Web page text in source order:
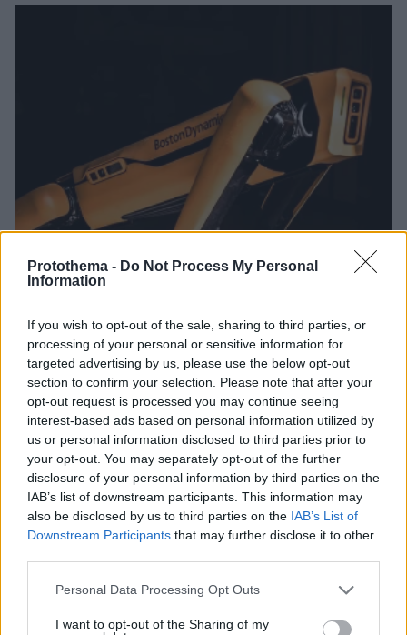
Protothema - Do Not Process My Personal
Information
If you wish to opt-out of the sale, sharing to third parties, or
processing of your personal or sensitive information for
targeted advertising by us, please use the below opt-out
section to confirm your selection. Please note that after your
opt-out request is processed you may continue seeing
interest-based ads based on personal information utilized by
us or personal information disclosed to third parties prior to
your opt-out. You may separately opt-out of the further
disclosure of your personal information by third parties on the
IAB’s list of downstream participants. This information may
also be disclosed by us to third parties on the IAB’s List of
Downstream Participants that may further disclose it to other
Please note that this website/app uses one or more Google
not limited to your visit or usage behaviour. You may click to
Personal Data Processing Opt Outs
I want to opt-out of the Sharing of my
Το μέλλον της τεχνολογίας
27.07.2026, 06:00
Η Smart φοιτητική κατοικία στην καρδιά της Αθήνας
03.08.2026, 10:56
σε Bάζει στην Aγορά Eργασίας
26.07.2026, 09:54